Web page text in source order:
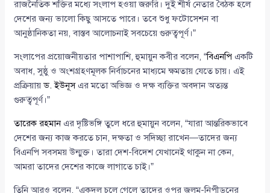
রাজনৈতিক শক্তির মধ্যে সংলাপ হওয়া জরুরি। দুই শীর্ষ নেতার বৈঠক হলে
দেশের জন্য ভালো কিছু আসতে পারে। তবে শুধু ফটোসেশন বা
আনুষ্ঠানিকতা নয়, বাস্তব আলোচনাই সবচেয়ে গুরুত্বপূর্ণ।”
সংলাপের প্রয়োজনীয়তার পাশাপাশি, হুমায়ুন কবীর বলেন, “বিএনপি একটি
অবাধ, সুষ্ঠু ও অংশগ্রহণমূলক নির্বাচনের মাধ্যমে ক্ষমতায় যেতে চায়। এই
প্রক্রিয়ায়ড. ইউনূসএর মতো অভিজ্ঞ ও দক্ষ ব্যক্তির অবদান অত্যন্ত
গুরুত্বপূর্ণ।”
তারেক রহমানএর দৃষ্টিভঙ্গি তুলে ধরে হুমায়ুন বলেন, “যারা আন্তরিকভাবে
দেশের জন্য কাজ করতে চান, দক্ষতা ও সদিচ্ছা রাখেন—তাদের জন্য
বিএনপি সবসময় উন্মুক্ত। তারা দেশ-বিদেশ যেখানেই থাকুন না কেন,
আমরা তাদের দেশের কাজে লাগাতে চাই।”
তিনি আরও বলেন, “একদল চলে গেলে তাদের ওপর জুলুম-নিপীড়নের